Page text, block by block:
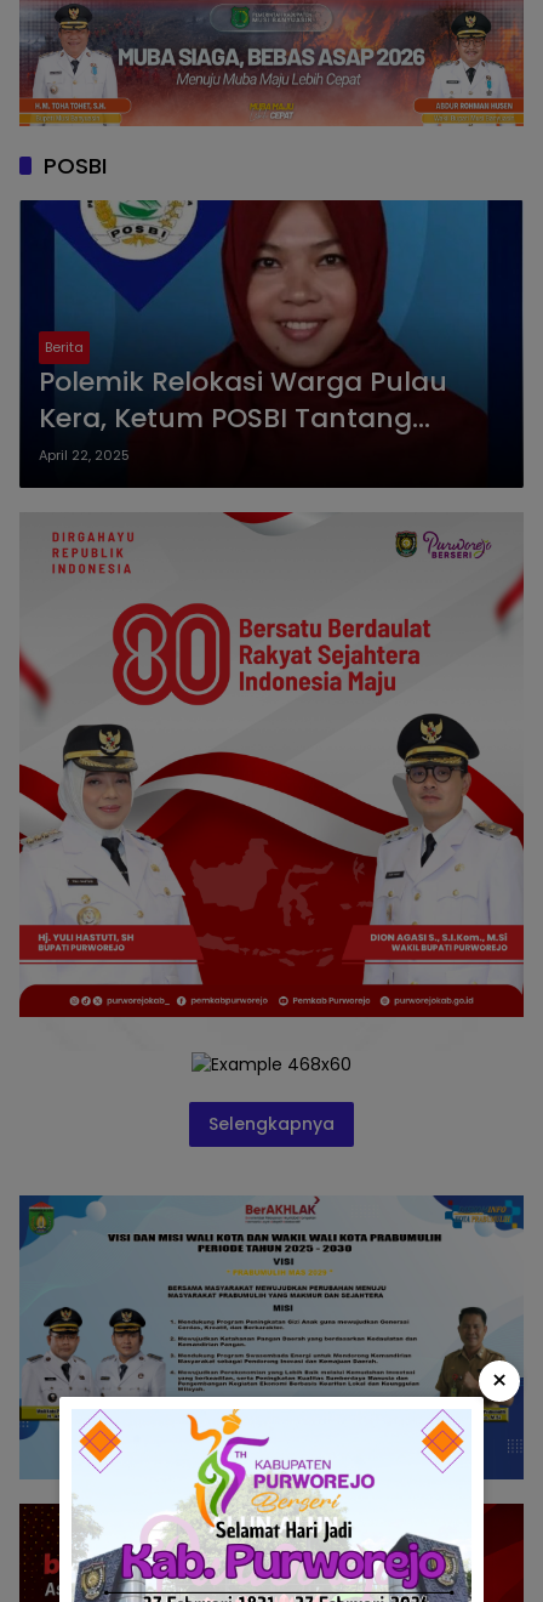
POSBI
Berita
Polemik Relokasi Warga Pulau
Kera, Ketum POSBI Tantang
Bupati Kupang Klarifikasi dan
Dialog Terbuka
April 22, 2025
Selengkapnya
×